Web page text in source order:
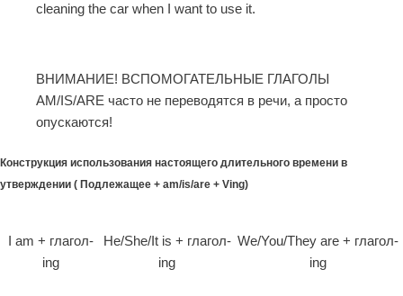
cleaning the car when I want to use it.
ВНИМАНИЕ! ВСПОМОГАТЕЛЬНЫЕ ГЛАГОЛЫ
AM/IS/ARE часто не переводятся в речи, а просто
опускаются!
Конструкция использования настоящего длительного времени в
утверждении ( Подлежащее + am/is/are + Ving)
I am + глагол-
ing
He/She/It is + глагол-
ing
We/You/They are + глагол-
ing